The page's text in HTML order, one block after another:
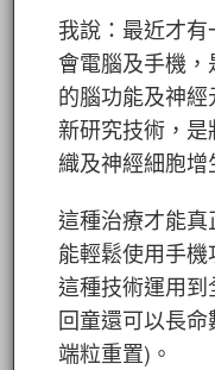
我說：最近才
會電腦及手機
的腦功能及神
新研究技術，
織及神經細胞增
這種治療才能
能輕鬆使用手機
這種技術運用
回童還可以長
端粒重置)。